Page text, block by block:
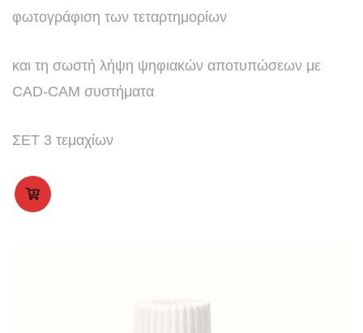
φωτογράφιση των τεταρτημορίων
και τη σωστή λήψη ψηφιακών αποτυπώσεων με
CAD-CAM συστήματα
ΣΕΤ 3 τεμαχίων